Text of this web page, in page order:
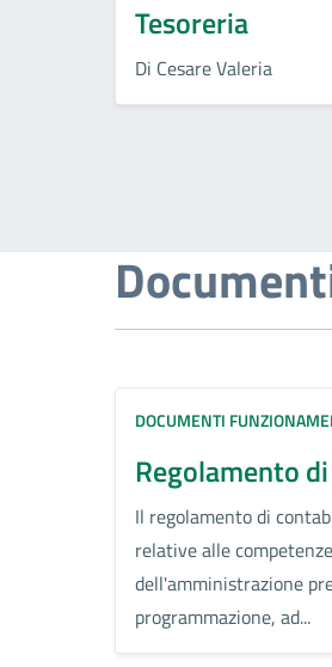
Tesoreria
Di Cesare Valeria
DOCUMENTI
Regolamento
Il regolamento di
relative alle
dell'amministrazione
programmazione, ad...